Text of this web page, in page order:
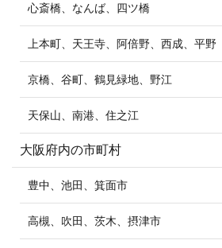
心斎橋、なんば、四ツ橋
上本町、天王寺、阿倍野、西成、平野
京橋、谷町、鶴見緑地、野江
天保山、南港、住之江
大阪府内の市町村
豊中、池田、箕面市
高槻、吹田、茨木、摂津市